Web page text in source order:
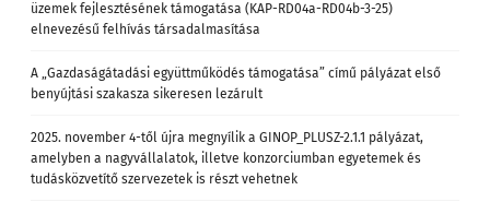
üzemek fejlesztésének támogatása (KAP-RD04a-RD04b-3-25)
elnevezésű felhívás társadalmasítása
A „Gazdaságátadási együttműködés támogatása” című pályázat első
benyújtási szakasza sikeresen lezárult
2025. november 4-től újra megnyílik a GINOP_PLUSZ-2.1.1 pályázat,
amelyben a nagyvállalatok, illetve konzorciumban egyetemek és
tudásközvetítő szervezetek is részt vehetnek